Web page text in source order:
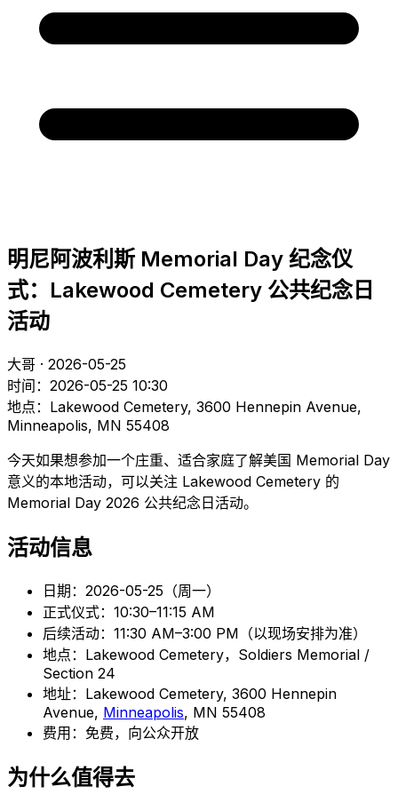
明尼阿波利斯 Memorial Day 纪念仪
式：Lakewood Cemetery 公共纪念日
活动
大哥 · 2026-05-25
时间：2026-05-25 10:30
地点：Lakewood Cemetery, 3600 Hennepin Avenue,
Minneapolis, MN 55408
今天如果想参加一个庄重、适合家庭了解美国 Memorial Day
意义的本地活动，可以关注 Lakewood Cemetery 的
Memorial Day 2026 公共纪念日活动。
活动信息
日期：2026-05-25（周一）
正式仪式：10:30–11:15 AM
后续活动：11:30 AM–3:00 PM（以现场安排为准）
地点：Lakewood Cemetery，Soldiers Memorial /
Section 24
地址：Lakewood Cemetery, 3600 Hennepin
Avenue, Minneapolis, MN 55408
费用：免费，向公众开放
为什么值得去